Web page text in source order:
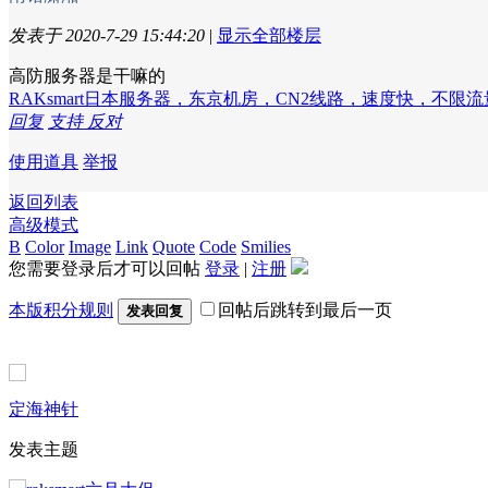
发表于 2020-7-29 15:44:20 | 显示全部楼层
高防服务器是干嘛的
RAKsmart日本服务器，东京机房，CN2线路，速度快，不限流
回复 支持 反对
使用道具 举报
返回列表
高级模式
B Color Image Link Quote Code Smilies
您需要登录后才可以回帖 登录 | 注册
本版积分规则 发表回复 回帖后跳转到最后一页
定海神针
发表主题